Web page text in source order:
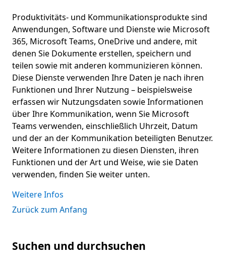
Produktivitäts- und Kommunikationsprodukte sind
Anwendungen, Software und Dienste wie Microsoft
365, Microsoft Teams, OneDrive und andere, mit
denen Sie Dokumente erstellen, speichern und
teilen sowie mit anderen kommunizieren können.
Diese Dienste verwenden Ihre Daten je nach ihren
Funktionen und Ihrer Nutzung – beispielsweise
erfassen wir Nutzungsdaten sowie Informationen
über Ihre Kommunikation, wenn Sie Microsoft
Teams verwenden, einschließlich Uhrzeit, Datum
und der an der Kommunikation beteiligten Benutzer.
Weitere Informationen zu diesen Diensten, ihren
Funktionen und der Art und Weise, wie sie Daten
verwenden, finden Sie weiter unten.
Weitere Infos
Zurück zum Anfang
Suchen und durchsuchen